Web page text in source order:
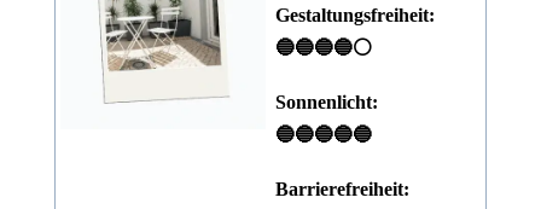
Gestaltungsfreiheit:
🔵🔵🔵🔵⚪
Sonnenlicht:
🔵🔵🔵🔵🔵
Barrierefreiheit: